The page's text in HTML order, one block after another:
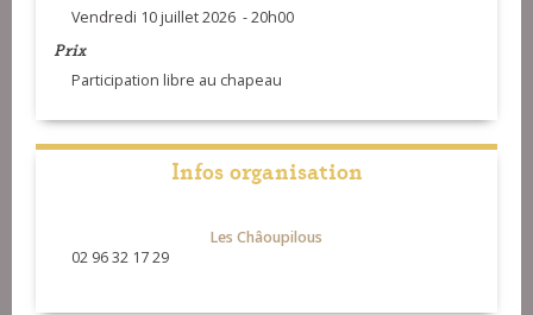
Vendredi 10 juillet 2026 - 20h00
Prix
Participation libre au chapeau
Infos organisation
Les Châoupilous
02 96 32 17 29